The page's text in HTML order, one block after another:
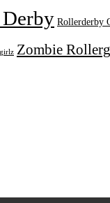
Rollerderby
Zombie